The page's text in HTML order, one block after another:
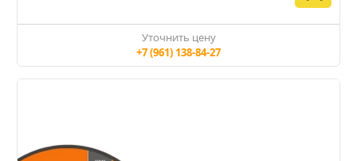
Уточнить цену
+7 (961) 138-84-27